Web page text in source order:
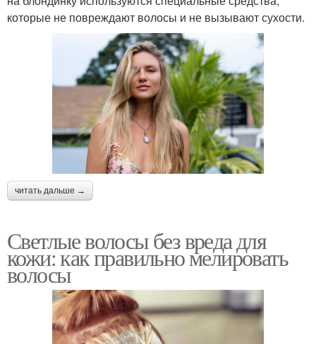
которые не повреждают волосы и не вызывают сухости.
читать дальше →
Светлые волосы без вреда для
кожи: как правильно мелировать
волосы